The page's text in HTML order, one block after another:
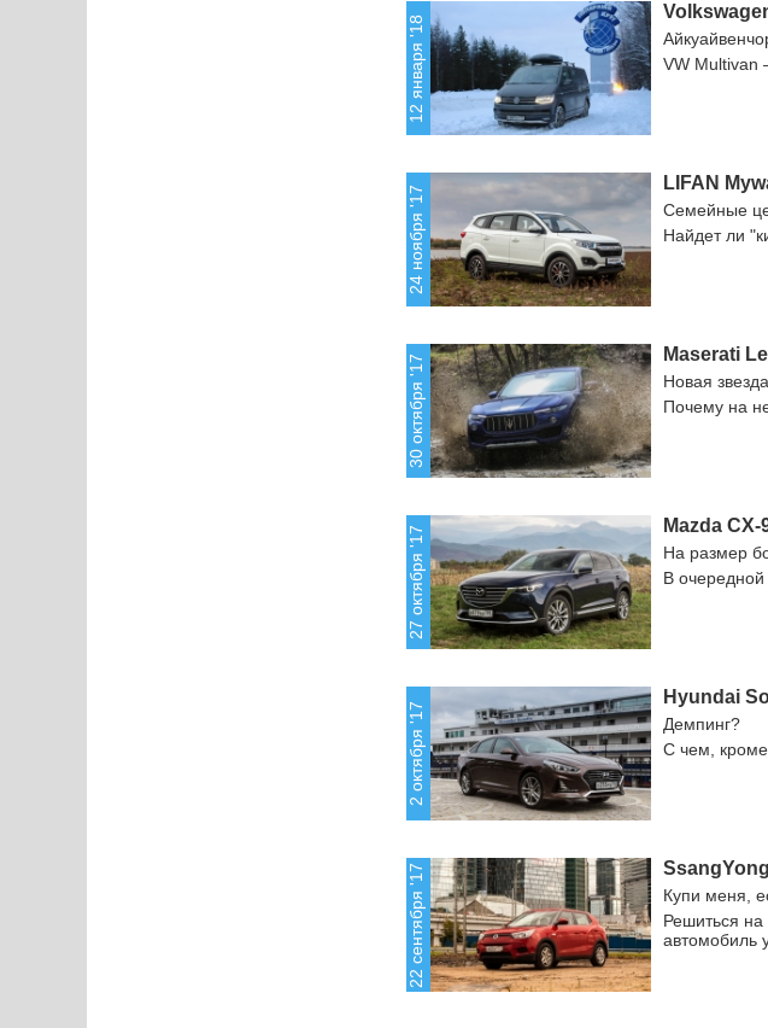
12 января '18
VW Multivan
24 ноября '17
LIFAN
Семейные
Найдет ли
30 октября '17 Maserati
Новая
Почему на
27 октября '17 Mazda CX-
На размер
В
2 октября '17
Hyundai
Демпинг?
С чем,
22 сентября '17
Купи меня,
Решиться на
автомобиль